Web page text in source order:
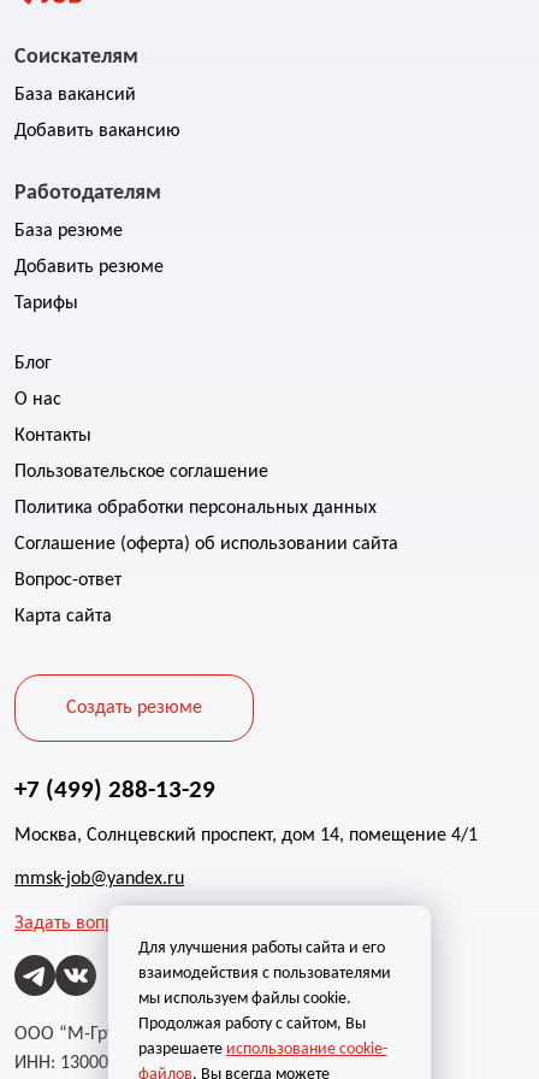
Соискателям
База вакансий
Добавить вакансию
Работодателям
База резюме
Добавить резюме
Тарифы
Блог
О нас
Контакты
Пользовательское соглашение
Политика обработки персональных данных
Соглашение (оферта) об использовании сайта
Вопрос-ответ
Карта сайта
Создать резюме
+7 (499) 288-13-29
Москва, Солнцевский проспект, дом 14, помещение 4/1
mmsk-job@yandex.ru
Задать вопрос
ООО “М-Групп”
ИНН: 1300002787
Для улучшения работы сайта и его
взаимодействия с пользователями
мы используем файлы cookie.
Продолжая работу с сайтом, Вы
разрешаете использование cookie-
файлов. Вы всегда можете